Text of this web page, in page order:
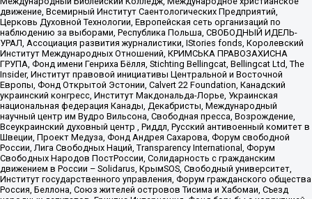
движение, Всемирный Институт Саентологических Предприятий,
Церковь Духовной Технологии, Европейская сеть организаций по
наблюдению за выборами, Республика Польша, СВОБОДНЫЙ ИДЕЛЬ-
УРАЛ, Ассоциация развития журналистики, IStories fonds, Королевский
Институт Международных Отношений, КРИМСЬКА ПРАВОЗАХИСНА
ГРУПА, Фонд имени Генриха Бёлля, Stichting Bellingcat, Bellingcat Ltd, The
Insider, Институт правовой инициативы Центральной и Восточной
Европы, Фонд Открытой Эстонии, Calvert 22 Foundation, Канадский
украинский конгресс, Институт Макдональда-Лорье, Украинская
национальная федерация Канады, Декабристы, Международный
научный центр им Вудро Вильсона, Свободная пресса, Возрождение,
Всеукраинский духовный центр , Риддл, Русский антивоенный комитет в
Швеции, Проект Медуза, Фонд Андрея Сахарова, Форум свободной
России, Лига Свободных Наций, Transparеncy International, Форум
Свободных Народов ПостРоссии, Солидарность с гражданским
движением в России – Solidarus, КрымSOS, Свободный университет,
Институт государственного управления, Форум гражданского общества
Россия, Беллона, Союз жителей островов Тисима и Хабомаи, Съезд